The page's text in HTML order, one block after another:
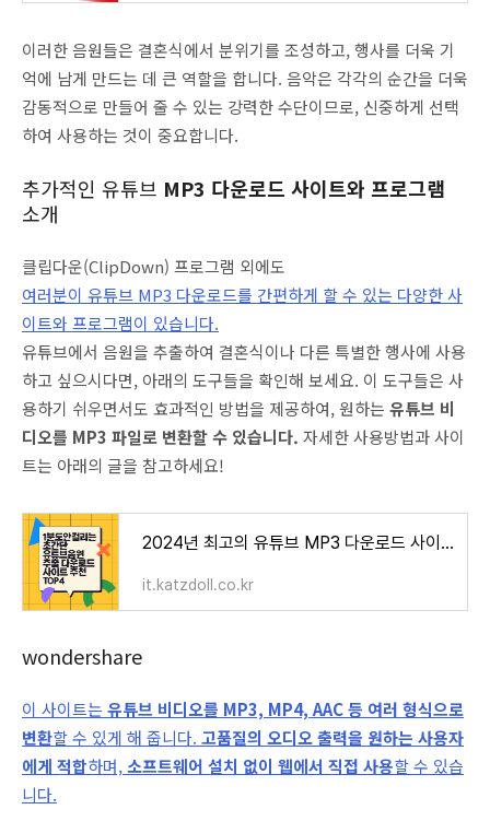
이러한 음원들은 결혼식에서 분위기를 조성하고, 행사를 더욱 기
억에 남게 만드는 데 큰 역할을 합니다. 음악은 각각의 순간을 더욱
감동적으로 만들어 줄 수 있는 강력한 수단이므로, 신중하게 선택
하여 사용하는 것이 중요합니다.
추가적인 유튜브 MP3 다운로드 사이트와 프로그램
소개
클립다운(ClipDown) 프로그램 외에도
여러분이 유튜브 MP3 다운로드를 간편하게 할 수 있는 다양한 사
이트와 프로그램이 있습니다.
유튜브에서 음원을 추출하여 결혼식이나 다른 특별한 행사에 사용
하고 싶으시다면, 아래의 도구들을 확인해 보세요. 이 도구들은 사
용하기 쉬우면서도 효과적인 방법을 제공하여, 원하는 유튜브 비
디오를 MP3 파일로 변환할 수 있습니다. 자세한 사용방법과 사이
트는 아래의 글을 참고하세요!
2024년 최고의 유튜브 MP3 다운로드 사이트 및 프로그램 추천
it.katzdoll.co.kr
wondershare
이 사이트는 유튜브 비디오를 MP3, MP4, AAC 등 여러 형식으로
변환할 수 있게 해 줍니다. 고품질의 오디오 출력을 원하는 사용자
에게 적합하며,소프트웨어 설치 없이 웹에서 직접 사용할 수 있습
니다.